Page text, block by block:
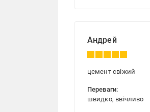
Андрей
цемент свіжий
Переваги:
швидко, ввічливо